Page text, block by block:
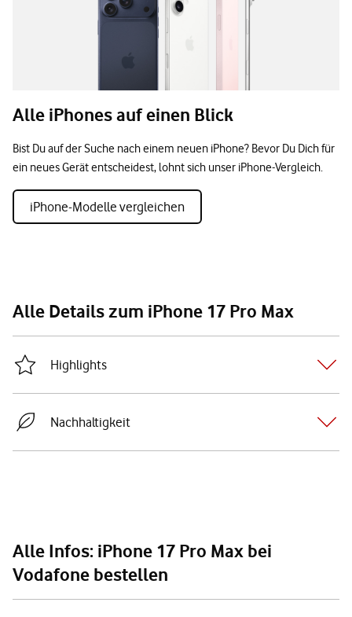
Alle iPhones auf einen Blick
Bist Du auf der Suche nach einem neuen iPhone? Bevor Du Dich für
ein neues Gerät entscheidest, lohnt sich unser iPhone-Vergleich.
iPhone-Modelle vergleichen
Alle Details zum iPhone 17 Pro Max
Highlights
Nachhaltigkeit
Alle Infos: iPhone 17 Pro Max bei
Vodafone bestellen